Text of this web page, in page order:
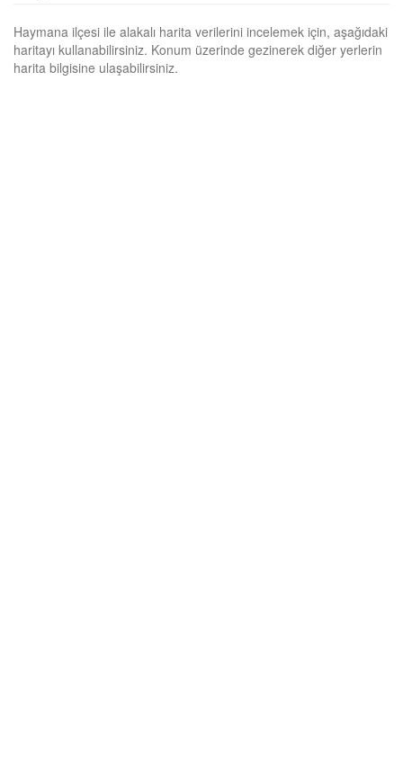
Haymana ilçesi ile alakalı harita verilerini incelemek için, aşağıdaki
haritayı kullanabilirsiniz. Konum üzerinde gezinerek diğer yerlerin
harita bilgisine ulaşabilirsiniz.